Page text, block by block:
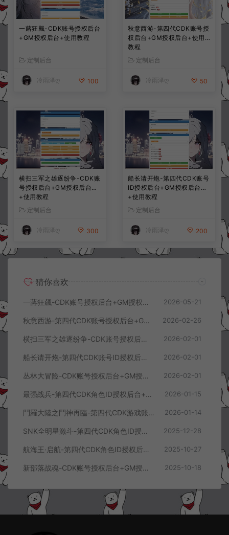
一蕗狂飆-CDK账号授权后台
+GM授权后台+使用教程
定制后台
冷雨泽ღ 100
秋意西游-第四代CDK账号授
权后台+GM授权后台+使用
教程
定制后台
冷雨泽ღ 50
横扫三军之雄逐纷争-CDK账
号授权后台+GM授权后台
+使用教程
定制后台
冷雨泽ღ 300
船长请开炮-第四代CDK账号
ID授权后台+GM授权后台
+使用教程
定制后台
冷雨泽ღ 200
猜你喜欢
一蕗狂飆-CDK账号授权后台+GM授权后台+使用教程 2026-05-21
秋意西游-第四代CDK账号授权后台+GM授权后台+使用教程 2026-02-26
横扫三军之雄逐纷争-CDK账号授权后台+GM授权后台+使用教程 2026-02-01
船长请开炮-第四代CDK账号ID授权后台+GM授权后台+使用教程 2026-02-01
丛林大冒险-CDK账号授权后台+GM授权后台+使用教程 2026-02-01
最强战兵-第四代CDK角色ID授权后台+GM授权后台+使用教程 2026-01-15
鬥羅大陸之鬥神再臨-第四代CDK游戏账号授权后台+GM授权后台+使用教程 2026-01-14
SNK全明星激斗-第四代CDK角色ID授权后台+GM授权后台+使用教程 2025-12-28
航海王·启航-第四代CDK角色ID授权后台+GM授权后台+使用教程 2025-10-27
新部落战魂-CDK账号授权后台+GM授权后台+使用教程 2025-10-18